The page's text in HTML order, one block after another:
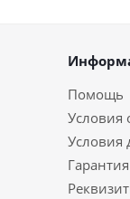
Помощь
Условия
Условия